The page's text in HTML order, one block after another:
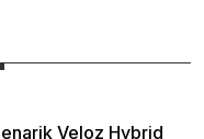
Veloz Hybrid